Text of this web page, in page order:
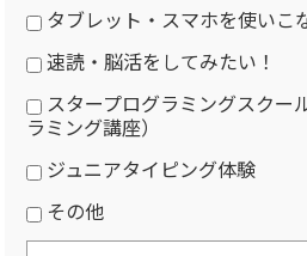
タブレット・スマホを使いこ
速読・脳活をしてみたい！
スタープログラミングスクー
ラミング講座）
ジュニアタイピング体験
その他